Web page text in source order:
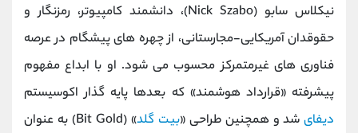
نیکلاس سابو (Nick Szabo)، دانشمند کامپیوتر، رمزنگار و
حقوقدان آمریکایی-مجارستانی، از چهره‌ های پیشگام در عرصه
فناوری ‌های غیرمتمرکز محسوب می‌ شود. او با ابداع مفهوم
پیشرفته «قرارداد هوشمند» که بعدها پایه ‌گذار اکوسیستم
دیفای شد و همچنین طراحی «بیت گلد
» (Bit Gold) به عنوان